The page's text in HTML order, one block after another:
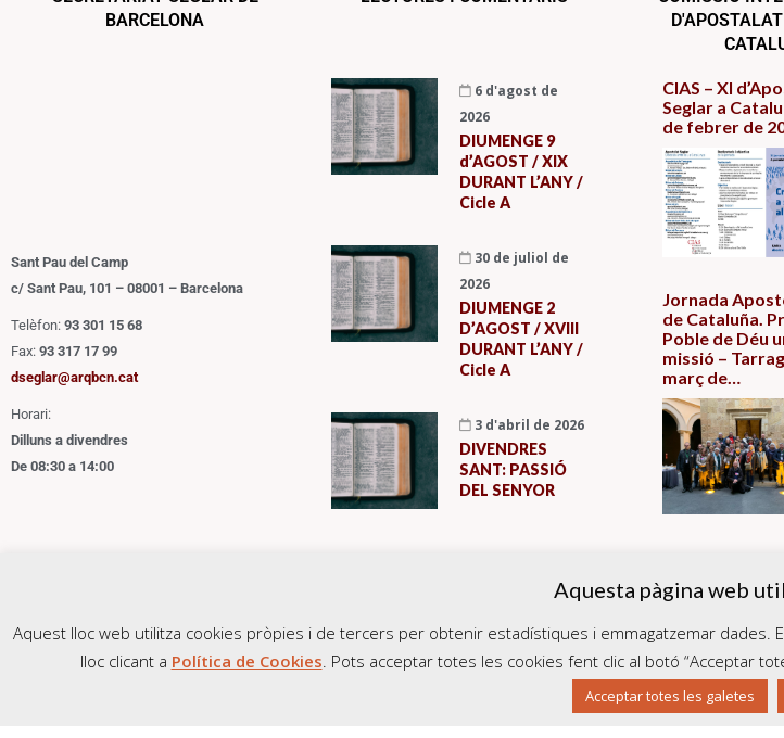
BARCELONA
Sant Pau del Camp
c/ Sant Pau, 101 – 08001 – Barcelona
Telèfon: 93 301 15 68
Fax: 93 317 17 99
dseglar@arqbcn.cat
Horari:
Dilluns a divendres
De 08:30 a 14:00
6 d'agost de
2026
DIUMENGE 9
d’AGOST / XIX
DURANT L’ANY /
Cicle A
30 de juliol de
2026
DIUMENGE 2
D’AGOST / XVIII
DURANT L’ANY /
Cicle A
3 d'abril de 2026
DIVENDRES
SANT: PASSIÓ
DEL SENYOR
CIAS – XI
Seglar a
de febrer de
Jornada
de Cataluña.
Poble de Déu
missió –
març de…
Qui Som Política de Cookies Contacte
Aquesta pàgina web
Aquest lloc web utilitza cookies pròpies i de tercers per obtenir estadístiques i emmagatzemar
lloc clicant a Política de Cookies. Pots acceptar totes les cookies fent clic al botó “Acceptar
Acceptar totes les galetes